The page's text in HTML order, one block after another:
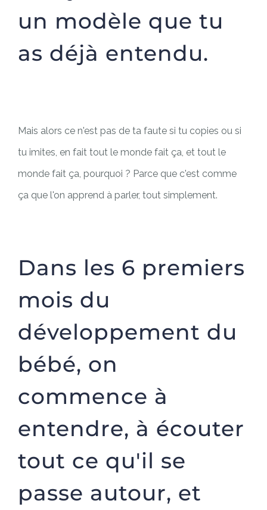
un modèle que tu
as déjà entendu.
Mais alors ce n'est pas de ta faute si tu copies ou si
tu imites, en fait tout le monde fait ça, et tout le
monde fait ça, pourquoi ? Parce que c'est comme
ça que l'on apprend à parler, tout simplement.
Dans les 6 premiers
mois du
développement du
bébé, on
commence à
entendre, à écouter
tout ce qu'il se
passe autour, et